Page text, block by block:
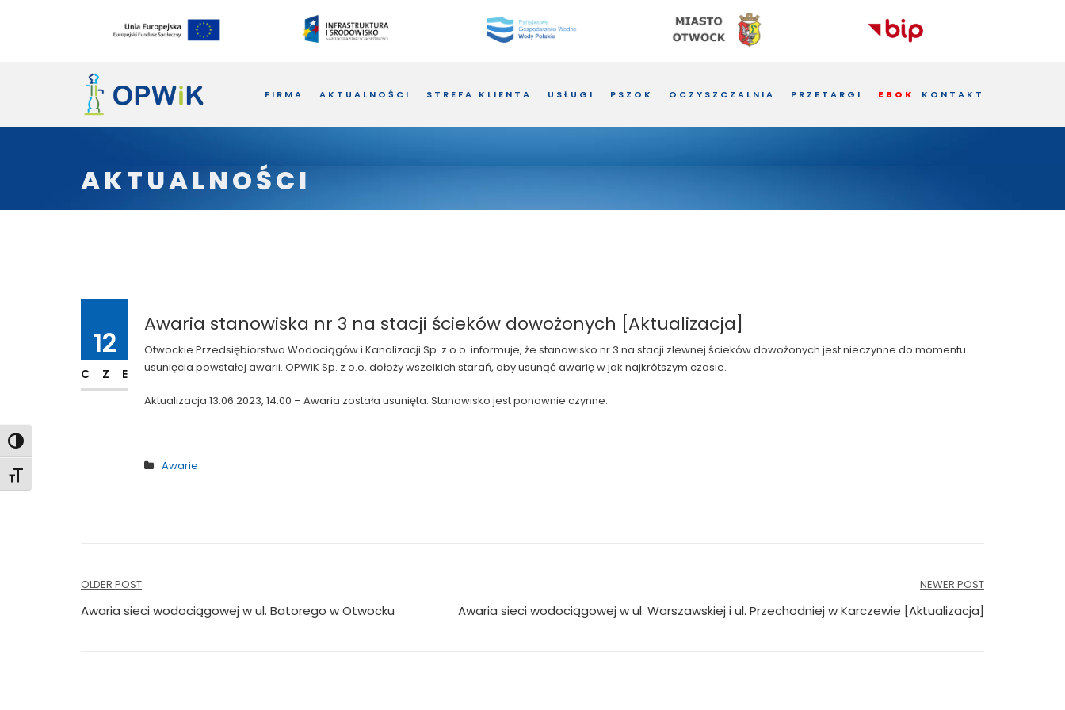
Toggle High Contrast
Toggle Font size
FIRMA AKTUALNOŚCI STREFA KLIENTA USŁUGI PSZOK OCZYSZCZALNIA PRZETARGI EBOK KONTAKT
AKTUALNOŚCI
12
CZE
Awaria stanowiska nr 3 na stacji ścieków dowożonych [Aktualizacja]
Otwockie Przedsiębiorstwo Wodociągów i Kanalizacji Sp. z o.o. informuje, że stanowisko nr 3 na stacji zlewnej ścieków dowożonych jest nieczynne do momentu
usunięcia powstałej awarii. OPWiK Sp. z o.o. dołoży wszelkich starań, aby usunąć awarię w jak najkrótszym czasie.
Aktualizacja 13.06.2023, 14:00 – Awaria została usunięta. Stanowisko jest ponownie czynne.
Awarie
Nawigacja
wpisu
OLDER POST
Awaria sieci wodociągowej w ul. Batorego w Otwocku
NEWER POST
Awaria sieci wodociągowej w ul. Warszawskiej i ul. Przechodniej w Karczewie [Aktualizacja]